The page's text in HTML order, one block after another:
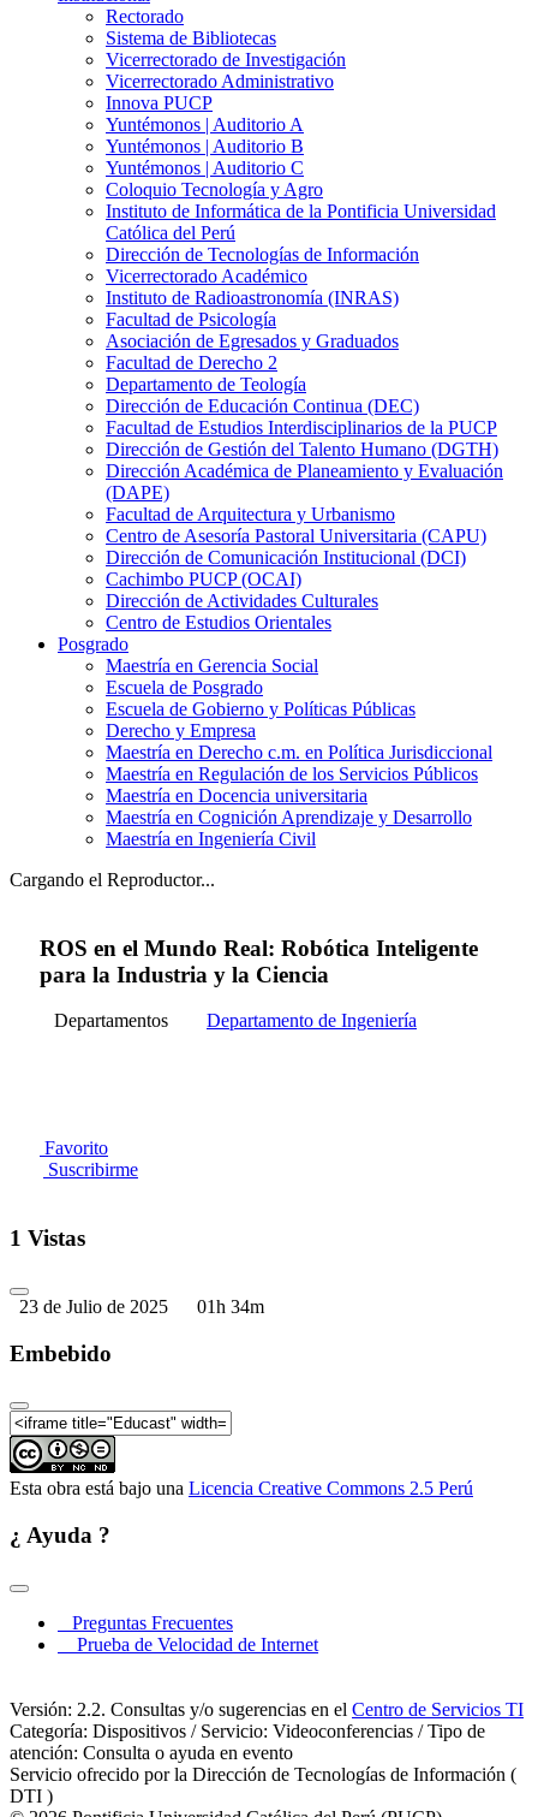
Rectorado
Sistema de Bibliotecas
Vicerrectorado de Investigación
Vicerrectorado Administrativo
Innova PUCP
Yuntémonos | Auditorio A
Yuntémonos | Auditorio B
Yuntémonos | Auditorio C
Coloquio Tecnología y Agro
Instituto de Informática de la Pontificia Universidad
Católica del Perú
Dirección de Tecnologías de Información
Vicerrectorado Académico
Instituto de Radioastronomía (INRAS)
Facultad de Psicología
Asociación de Egresados y Graduados
Facultad de Derecho 2
Departamento de Teología
Dirección de Educación Continua (DEC)
Facultad de Estudios Interdisciplinarios de la PUCP
Dirección de Gestión del Talento Humano (DGTH)
Dirección Académica de Planeamiento y Evaluación
(DAPE)
Facultad de Arquitectura y Urbanismo
Centro de Asesoría Pastoral Universitaria (CAPU)
Dirección de Comunicación Institucional (DCI)
Cachimbo PUCP (OCAI)
Dirección de Actividades Culturales
Centro de Estudios Orientales
Posgrado
Maestría en Gerencia Social
Escuela de Posgrado
Escuela de Gobierno y Políticas Públicas
Derecho y Empresa
Maestría en Derecho c.m. en Política Jurisdiccional
Maestría en Regulación de los Servicios Públicos
Maestría en Docencia universitaria
Maestría en Cognición Aprendizaje y Desarrollo
Maestría en Ingeniería Civil
Cargando el Reproductor...
ROS en el Mundo Real: Robótica Inteligente
para la Industria y la Ciencia
Departamentos Departamento de Ingeniería
Favorito
Suscribirme
1 Vistas
23 de Julio de 2025 01h 34m
Embebido
Esta obra está bajo una Licencia Creative Commons 2.5 Perú
¿ Ayuda ?
Preguntas Frecuentes
Prueba de Velocidad de Internet
Versión: 2.2. Consultas y/o sugerencias en el Centro de Servicios TI
Categoría: Dispositivos / Servicio: Videoconferencias / Tipo de
atención: Consulta o ayuda en evento
Servicio ofrecido por la Dirección de Tecnologías de Información (
DTI )